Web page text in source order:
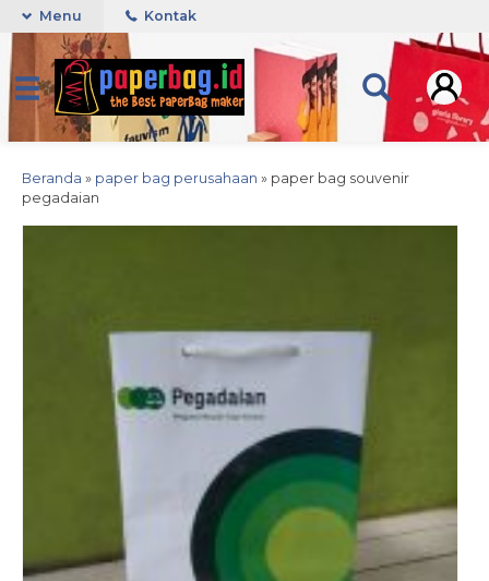
Menu Kontak
Beranda » paper bag perusahaan » paper bag souvenir
pegadaian